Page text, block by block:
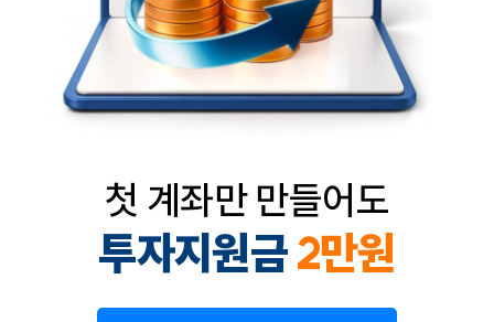
첫 계좌만 만들어도
투자지원금2만원